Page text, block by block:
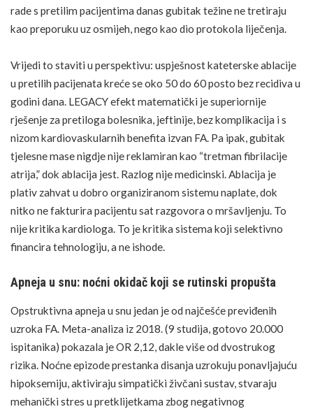
rade s pretilim pacijentima danas gubitak težine ne tretiraju
kao preporuku uz osmijeh, nego kao dio protokola liječenja.
Vrijedi to staviti u perspektivu: uspješnost kateterske ablacije
u pretilih pacijenata kreće se oko 50 do 60 posto bez recidiva u
godini dana. LEGACY efekt matematički je superiornije
rješenje za pretiloga bolesnika, jeftinije, bez komplikacija i s
nizom kardiovaskularnih benefita izvan FA. Pa ipak, gubitak
tjelesne mase nigdje nije reklamiran kao “tretman fibrilacije
atrija,” dok ablacija jest. Razlog nije medicinski. Ablacija je
plativ zahvat u dobro organiziranom sistemu naplate, dok
nitko ne fakturira pacijentu sat razgovora o mršavljenju. To
nije kritika kardiologa. To je kritika sistema koji selektivno
financira tehnologiju, a ne ishode.
Apneja u snu: noćni okidač koji se rutinski propušta
Opstruktivna apneja u snu jedan je od najčešće previđenih
uzroka FA. Meta-analiza iz 2018. (9 studija, gotovo 20.000
ispitanika) pokazala je OR 2,12, dakle više od dvostrukog
rizika. Noćne epizode prestanka disanja uzrokuju ponavljajuću
hipoksemiju, aktiviraju simpatički živčani sustav, stvaraju
mehanički stres u pretklijetkama zbog negativnog